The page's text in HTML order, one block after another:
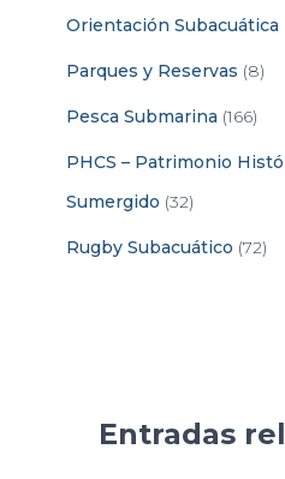
Orientación Subacuática
Parques y Reservas (8)
Pesca Submarina (166)
PHCS – Patrimonio
Sumergido (32)
Rugby Subacuático (72)
Entradas